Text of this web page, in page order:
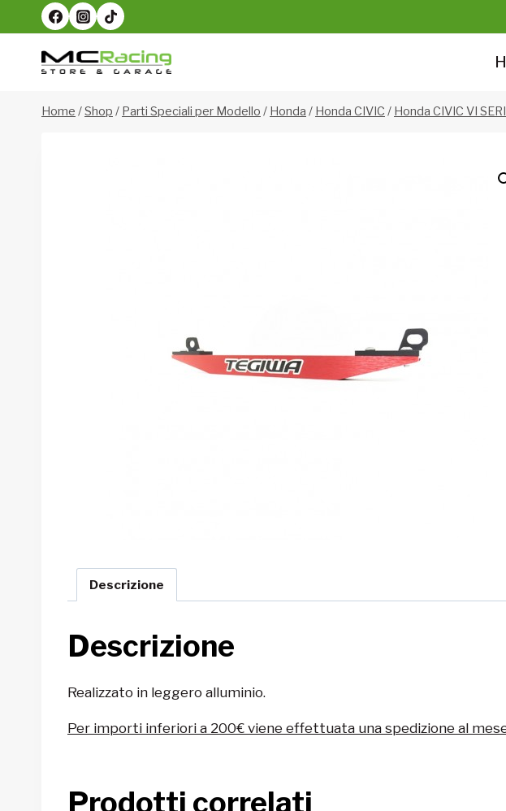
al
contenuto
Home /Shop / Parti Speciali per Modello / Honda / Honda CIVIC / Honda CIVIC VI
Descrizione
Descrizione
Realizzato in leggero alluminio.
Per importi inferiori a 200€ viene effettuata una spedizione al
Prodotti correlati